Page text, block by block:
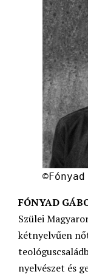
FÓNYAD
Szülei
kétnyelvűen
nyelvészet és